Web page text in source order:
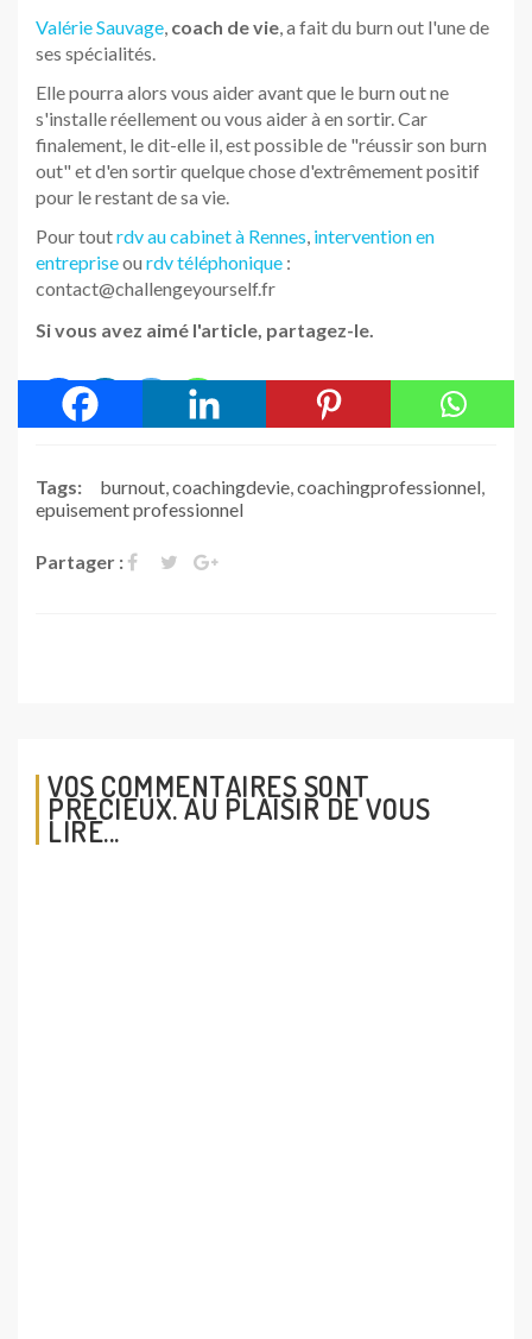
Valérie Sauvage coach de vie , a fait du burn out l'une de
ses spécialités.
Elle pourra alors vous aider avant que le burn out ne
s'installe réellement ou vous aider à en sortir. Car
finalement, le dit-elle il, est possible de "réussir son burn
out" et d'en sortir quelque chose d'extrêmement positif
pour le restant de sa vie.
Pour toutrdv au cabinet à Rennes intervention en
entrepriseou rdv téléphonique :
contact@challengeyourself.fr
Si vous avez aimé l'article, partagez-le.
Tags: burnout coachingdevie coachingprofessionnel
epuisement professionnel
Partager :
VOS COMMENTAIRES SONT
PRÉCIEUX. AU PLAISIR DE VOUS
LIRE...